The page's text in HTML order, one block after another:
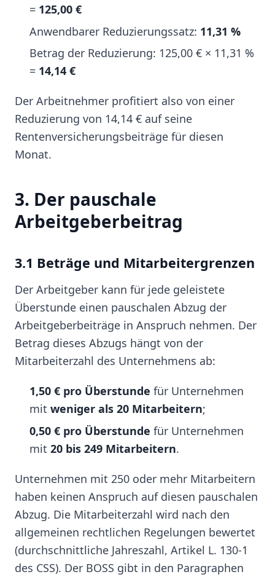
= 125,00 €
Anwendbarer Reduzierungssatz: 11,31 %
Betrag der Reduzierung: 125,00 € × 11,31 %
= 14,14 €
Der Arbeitnehmer profitiert also von einer
Reduzierung von 14,14 € auf seine
Rentenversicherungsbeiträge für diesen
Monat.
3. Der pauschale
Arbeitgeberbeitrag
3.1 Beträge und Mitarbeitergrenzen
Der Arbeitgeber kann für jede geleistete
Überstunde einen pauschalen Abzug der
Arbeitgeberbeiträge in Anspruch nehmen. Der
Betrag dieses Abzugs hängt von der
Mitarbeiterzahl des Unternehmens ab:
1,50 € pro Überstunde für Unternehmen
mit weniger als 20 Mitarbeitern;
0,50 € pro Überstunde für Unternehmen
mit 20 bis 249 Mitarbeitern.
Unternehmen mit 250 oder mehr Mitarbeitern
haben keinen Anspruch auf diesen pauschalen
Abzug. Die Mitarbeiterzahl wird nach den
allgemeinen rechtlichen Regelungen bewertet
(durchschnittliche Jahreszahl, Artikel L. 130-1
des CSS). Der BOSS gibt in den Paragraphen